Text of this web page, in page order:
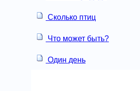
Сколько птиц
Что может быть?
Один день